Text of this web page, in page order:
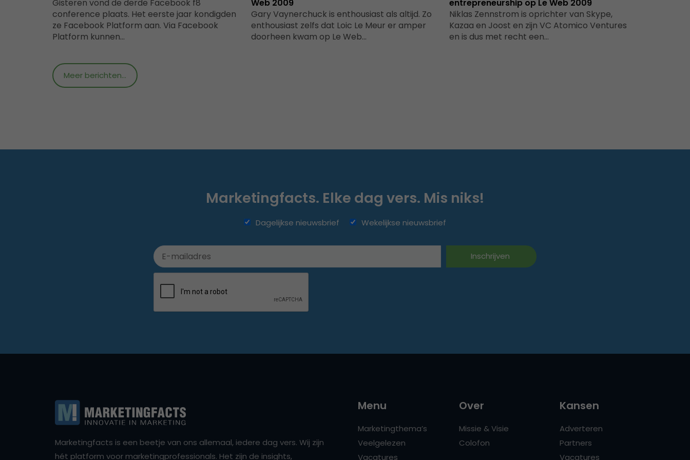
Gisteren vond de derde Facebook f8
conference plaats. Het eerste jaar kondigden
ze Facebook Platform aan. Via Facebook
Platform kunnen…
Web 2009
Gary Vaynerchuck is enthousiast als altijd. Zo
enthousiast zelfs dat Loic Le Meur er amper
doorheen kwam op Le Web…
entrepreneurship op Le Web 2009
Niklas Zennstrom is oprichter van Skype,
Kazaa en Joost en zijn VC Atomico Ventures
en is dus met recht een…
Meer berichten...
Marketingfacts. Elke dag vers. Mis niks!
Dagelijkse nieuwsbrief Wekelijkse nieuwsbrief
Marketingfacts is een beetje van ons allemaal, iedere dag vers. Wij zijn
hét platform voor marketingprofessionals. Het zijn de insights,
Menu
Marketingthema’s
Veelgelezen
Vacatures
Over
Missie & Visie
Colofon
Kansen
Adverteren
Partners
Vacatures